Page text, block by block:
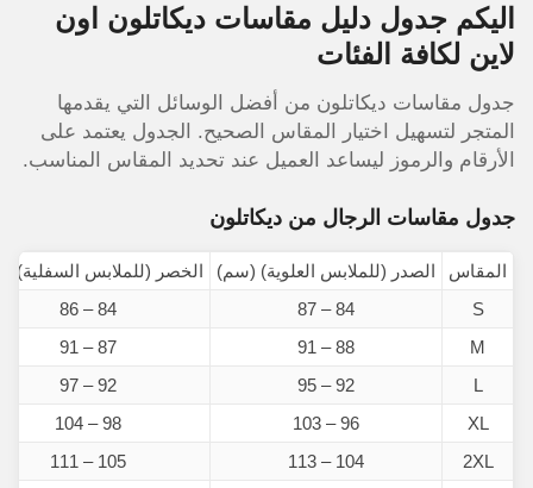
اليكم جدول دليل مقاسات ديكاتلون اون
لاين لكافة الفئات
جدول مقاسات ديكاتلون من أفضل الوسائل التي يقدمها
المتجر لتسهيل اختيار المقاس الصحيح. الجدول يعتمد على
الأرقام والرموز ليساعد العميل عند تحديد المقاس المناسب.
جدول مقاسات الرجال من ديكاتلون
المقاس الصدر (للملابس العلوية) (سم)
الخصر (للملابس السفلية)
S
84 – 87
84 – 86
M
88 – 91
87 – 91
L
92 – 95
92 – 97
XL
96 – 103
98 – 104
2XL
104 – 113
105 – 111